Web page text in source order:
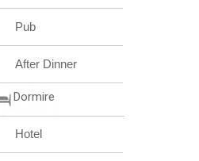
Pub
After Dinner
Dormire
Hotel